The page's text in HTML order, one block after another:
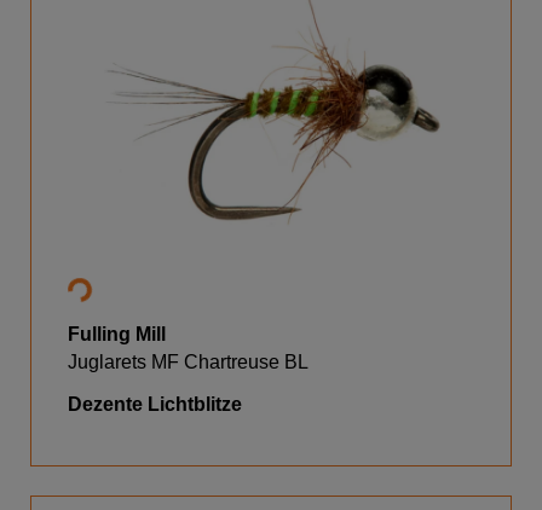
Fulling Mill
Juglarets MF Chartreuse BL
Dezente Lichtblitze